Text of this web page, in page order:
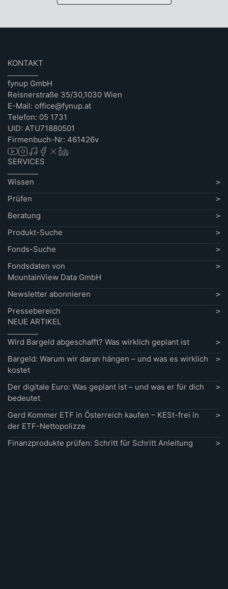
KONTAKT
fynup GmbH
Reisnerstraße 35/30,1030 Wien
E-Mail: office@fynup.at
Telefon: 05 1731
UID: ATU71880501
Firmenbuch-Nr: 461426v
SERVICES
Wissen
Prüfen
Beratung
Produkt-Suche
Fonds-Suche
Fondsdaten von
MountainView Data GmbH
Newsletter abonnieren
Pressebereich
NEUE ARTIKEL
Wird Bargeld abgeschafft? Was wirklich geplant ist
Bargeld: Warum wir daran hängen – und was es wirklich
kostet
Der digitale Euro: Was geplant ist – und was er für dich
bedeutet
Gerd Kommer ETF in Österreich kaufen – KESt-frei in
der ETF-Nettopolizze
Finanzprodukte prüfen: Schritt für Schritt Anleitung